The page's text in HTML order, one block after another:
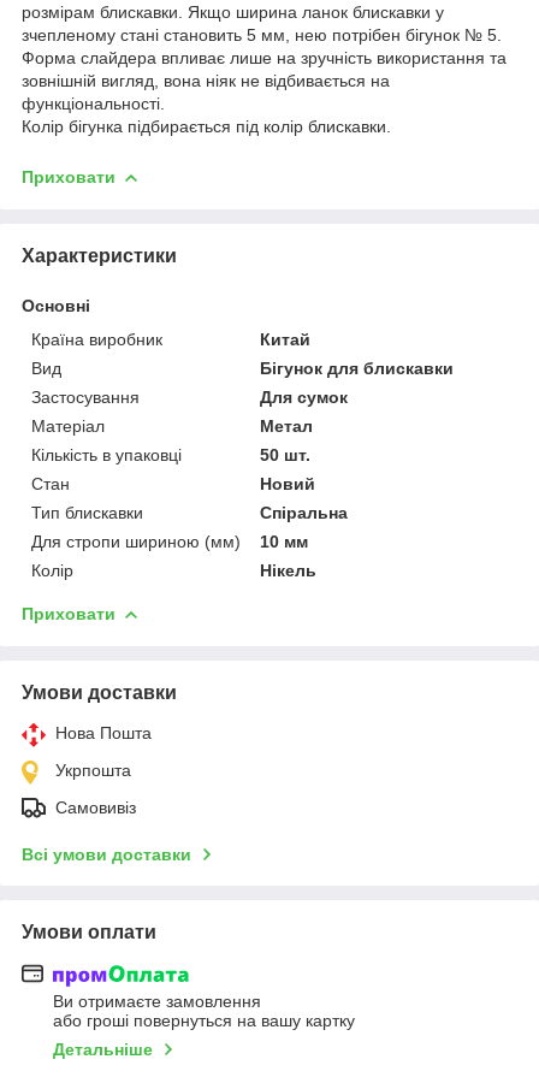
розмірам блискавки. Якщо ширина ланок блискавки у
зчепленому стані становить 5 мм, нею потрібен бігунок № 5.
Форма слайдера впливає лише на зручність використання та
зовнішній вигляд, вона ніяк не відбивається на
функціональності.
Колір бігунка підбирається під колір блискавки.
Приховати
Характеристики
Основні
Країна виробник
Китай
Вид
Бігунок для блискавки
Застосування
Для сумок
Матеріал
Метал
Кількість в упаковці
50 шт.
Стан
Новий
Тип блискавки
Спіральна
Для стропи шириною (мм)
10 мм
Колір
Нікель
Приховати
Умови доставки
Нова Пошта
Укрпошта
Самовивіз
Всі умови доставки
Умови оплати
Ви отримаєте замовлення
або гроші повернуться на вашу картку
Детальніше